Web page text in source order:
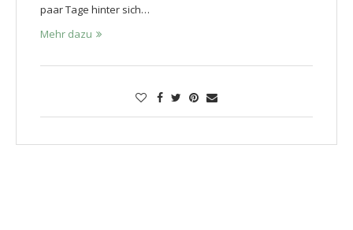
paar Tage hinter sich…
Mehr dazu